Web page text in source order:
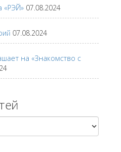
«РЭЙ» 07.08.2024
07.08.2024
на «Знакомство с